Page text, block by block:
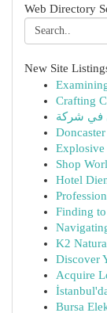
Web Directory
New Site
Crafting
في شركة
Explosive
Shop
Hotel
Finding
K2
Discover
Acquire
Bursa